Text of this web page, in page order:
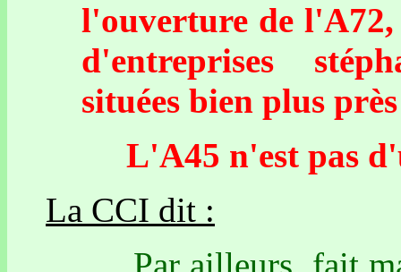
l'ouverture de l'A72,
d'entreprises
situées bien plus
L'A45 n'est pas
La CCI dit :